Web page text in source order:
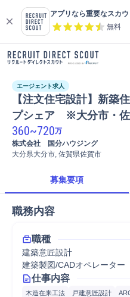
アプリなら重要なスカ
無料
エージェント求人
【注文住宅設計】新築
プシェア　※大分市・
360~720万
株式会社　国分ハウジング
大分県大分市, 佐賀県佐賀市
募集要項
職務内容
職種
建築意匠設計
建築製図/CADオペレーター
仕事内容
木造在来工法 戸建意匠設計